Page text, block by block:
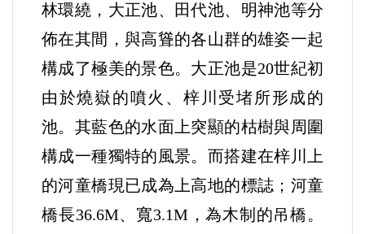
林環繞，大正池、田代池、明神池等分
佈在其間，與高聳的各山群的雄姿一起
構成了極美的景色。大正池是20世紀初
由於燒嶽的噴火、梓川受堵所形成的
池。其藍色的水面上突顯的枯樹與周圍
構成一種獨特的風景。而搭建在梓川上
的河童橋現已成為上高地的標誌；河童
橋長36.6M、寬3.1M，為木制的吊橋。